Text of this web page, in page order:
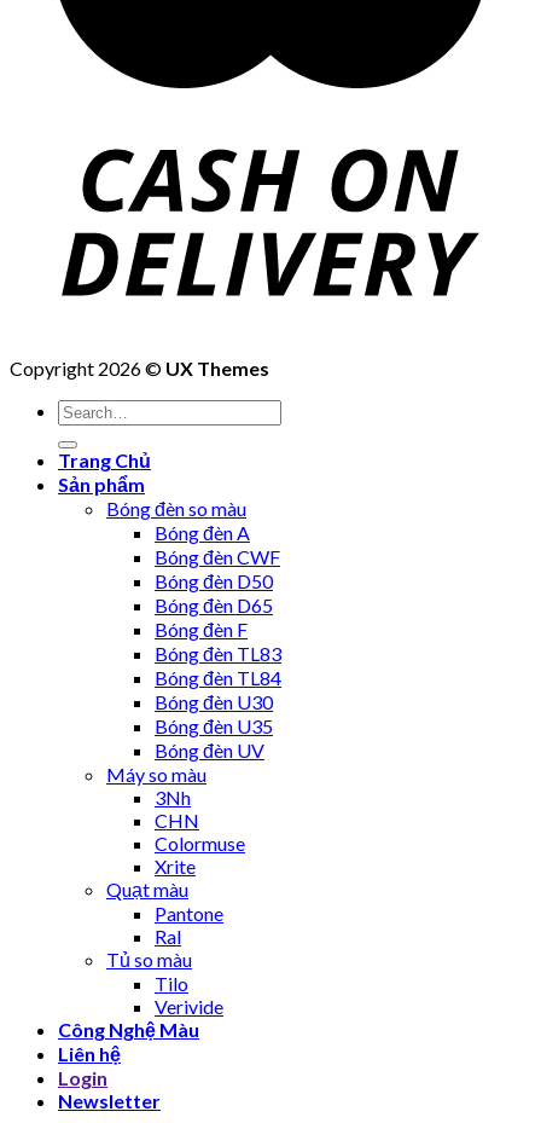
Copyright 2026 © UX Themes
Trang Chủ
Sản phẩm
Bóng đèn so màu
Bóng đèn A
Bóng đèn CWF
Bóng đèn D50
Bóng đèn D65
Bóng đèn F
Bóng đèn TL83
Bóng đèn TL84
Bóng đèn U30
Bóng đèn U35
Bóng đèn UV
Máy so màu
3Nh
CHN
Colormuse
Xrite
Quạt màu
Pantone
Ral
Tủ so màu
Tilo
Verivide
Công Nghệ Màu
Liên hệ
Login
Newsletter